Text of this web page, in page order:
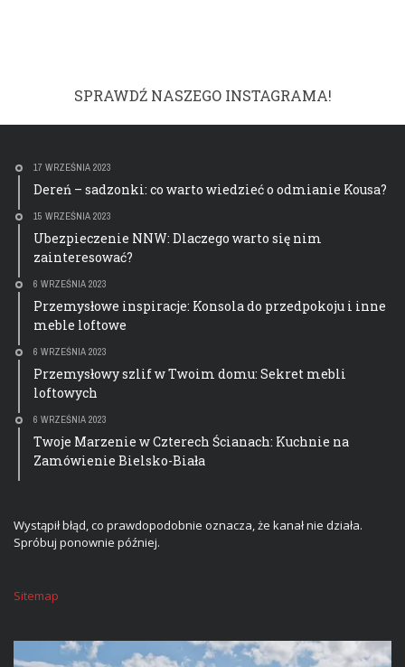
SPRAWDŹ NASZEGO INSTAGRAMA!
17 WRZEŚNIA 2023
Dereń – sadzonki: co warto wiedzieć o odmianie Kousa?
15 WRZEŚNIA 2023
Ubezpieczenie NNW: Dlaczego warto się nim
zainteresować?
6 WRZEŚNIA 2023
Przemysłowe inspiracje: Konsola do przedpokoju i inne
meble loftowe
6 WRZEŚNIA 2023
Przemysłowy szlif w Twoim domu: Sekret mebli
loftowych
6 WRZEŚNIA 2023
Twoje Marzenie w Czterech Ścianach: Kuchnie na
Zamówienie Bielsko-Biała
Wystąpił błąd, co prawdopodobnie oznacza, że kanał nie działa.
Spróbuj ponownie później.
Sitemap